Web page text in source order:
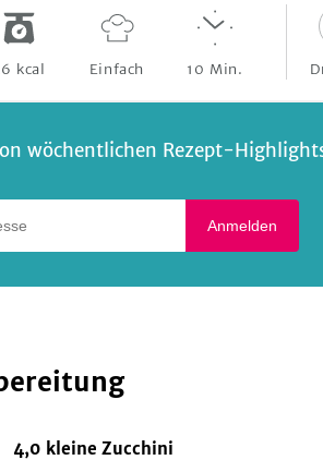
kcal Einfach 10 Min.
wöchentlichen Rezept-
Anmelden
4,0 kleine Zucchini